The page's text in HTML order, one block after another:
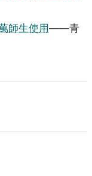
師生使用——青